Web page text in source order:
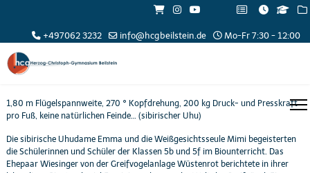
+497062 3232 info@hcgbeilstein.de Mo-Fr 7:30 - 12:00
1,80 m Flügelspannweite, 270 ° Kopfdrehung, 200 kg Druck- und Presskraft
pro Fuß, keine natürlichen Feinde… (sibirischer Uhu)
Die sibirische Uhudame Emma und die Weißgesichtsseule Mimi begeisterten
die Schülerinnen und Schüler der Klassen 5b und 5f im Biounterricht. Das
Ehepaar Wiesinger von der Greifvogelanlage Wüstenrot berichtete in ihrer